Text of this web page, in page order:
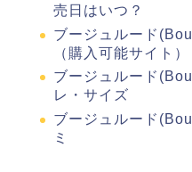
売日はいつ？
ブージュルード
（購入可能サイト）
ブージュルード
レ・サイズ
ブージュルード
ミ